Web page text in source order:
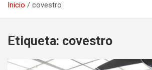
Inicio covestro
Etiqueta: covestro